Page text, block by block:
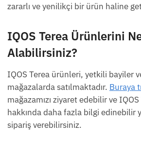
zararlı ve yenilikçi bir ürün haline
IQOS Terea Ürünlerini
Alabilirsiniz?
IQOS Terea ürünleri, yetkili bayiler
mağazalarda satılmaktadır. Buraya
mağazamızı ziyaret edebilir ve
hakkında daha fazla bilgi edinebilir
sipariş verebilirsiniz.